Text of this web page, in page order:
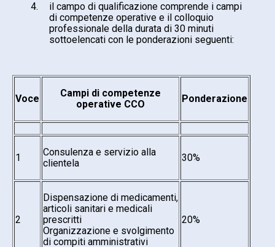
4.
il campo di qualificazione comprende i campi
di competenze operative e il colloquio
professionale della durata di 30 minuti
sottoelencati con le ponderazioni seguenti:
Voce
Campi di competenze
operative CCO
Ponderazione
1
Consulenza e servizio alla
clientela
30%
2
Dispensazione di medicamenti,
articoli sanitari e medicali
prescritti
Organizzazione e svolgimento
di compiti amministrativi
20%